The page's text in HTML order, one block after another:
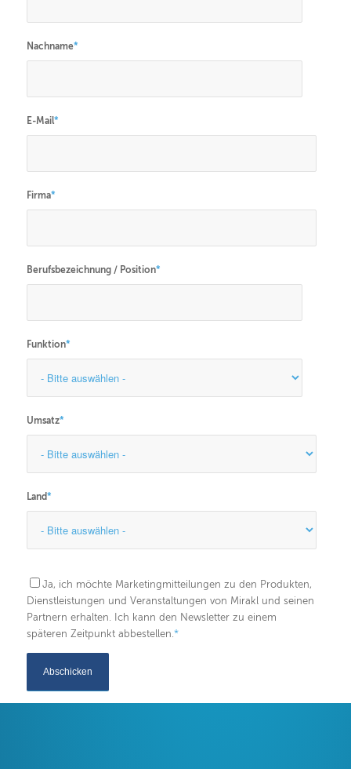
Nachname*
E-Mail*
Firma*
Berufsbezeichnung / Position*
Funktion*
Umsatz*
Land*
Ja, ich möchte Marketingmitteilungen zu den Produkten,
Dienstleistungen und Veranstaltungen von Mirakl und seinen
Partnern erhalten. Ich kann den Newsletter zu einem
späteren Zeitpunkt abbestellen.*